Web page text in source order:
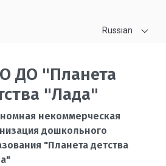
Russian
ДО "Планета
"Лада"
некоммерческая
дошкольного
"Планета детства